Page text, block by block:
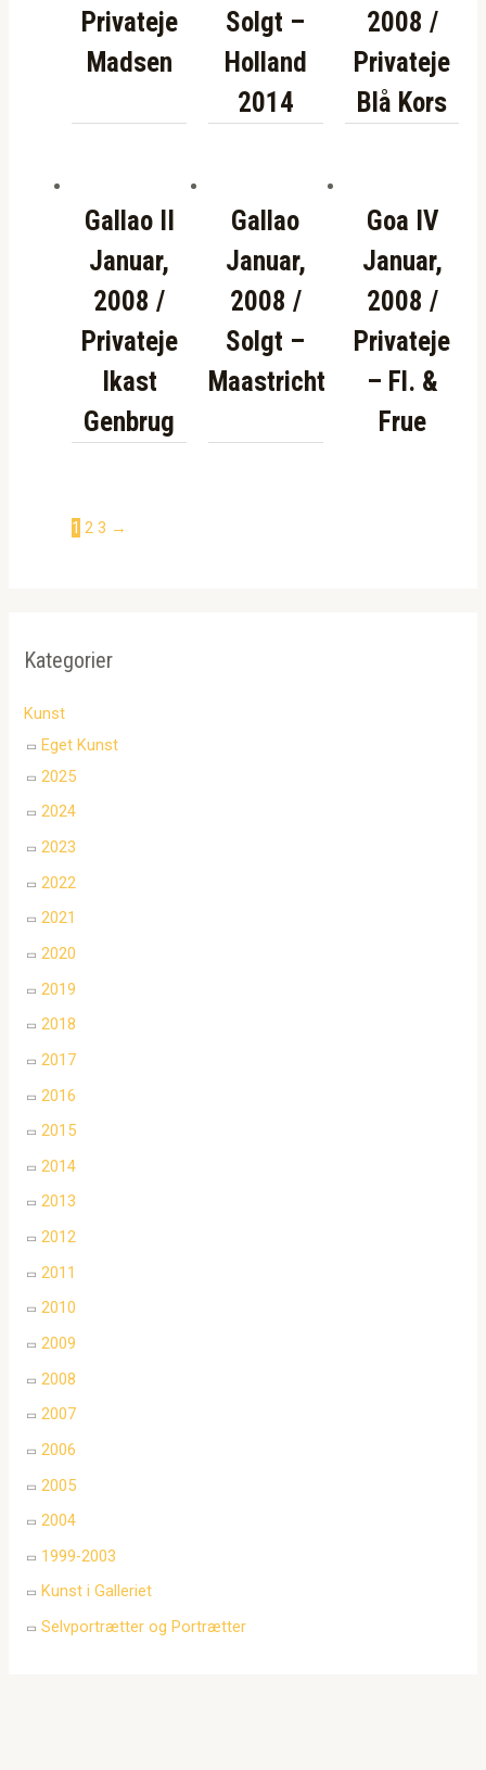
Kategorier
Kunst
Eget Kunst
2025
2024
2023
2022
2021
2020
2019
2018
2017
2016
2015
2014
2013
2012
2011
2010
2009
2008
2007
2006
2005
2004
1999-2003
Kunst i Galleriet
Selvportrætter og Portrætter
Privateje
Madsen
Solgt –
Holland
2014
2008 /
Privateje
Blå Kors
Gallao II
Januar,
2008 /
Privateje
Ikast
Genbrug
Gallao
Januar,
2008 /
Solgt –
Maastricht
Goa IV
Januar,
2008 /
Privateje
– Fl. &
Frue
1 2 3 →